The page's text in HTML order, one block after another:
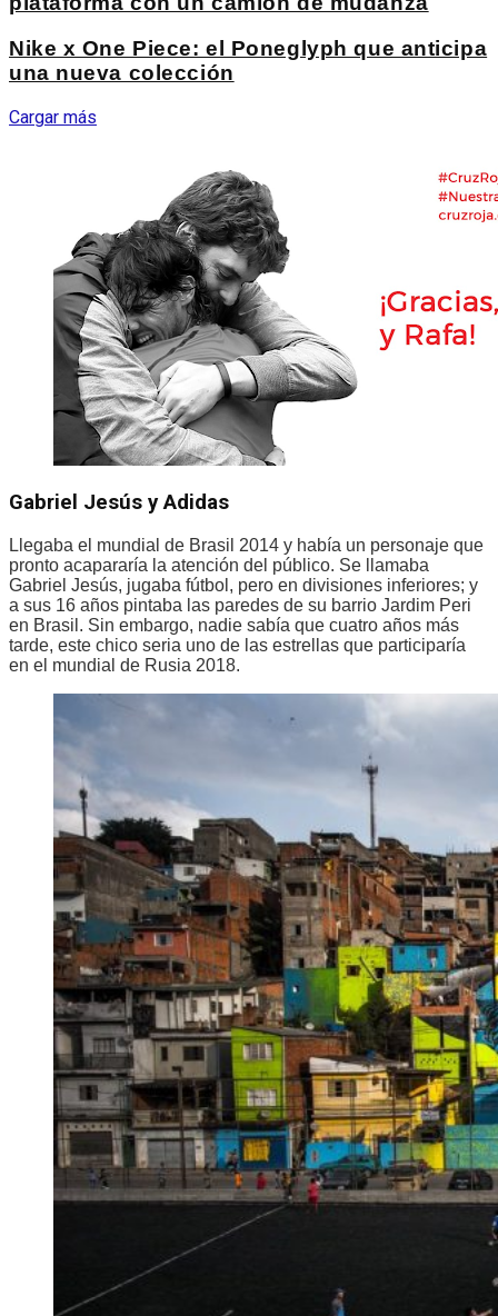
Nike x One Piece: el Poneglyph que anticipa
una nueva colección
Cargar más
Gabriel Jesús y Adidas
Llegaba el mundial de Brasil 2014 y había un personaje que
pronto acapararía la atención del público. Se llamaba
Gabriel Jesús, jugaba fútbol, pero en divisiones inferiores; y
a sus 16 años pintaba las paredes de su barrio Jardim Peri
en Brasil. Sin embargo, nadie sabía que cuatro años más
tarde, este chico seria uno de las estrellas que participaría
en el mundial de Rusia 2018.